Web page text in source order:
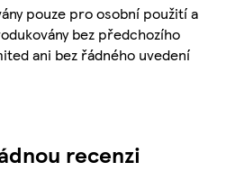
pouze pro osobní použití a
bez předchozího
ani bez řádného uvedení
recenzi